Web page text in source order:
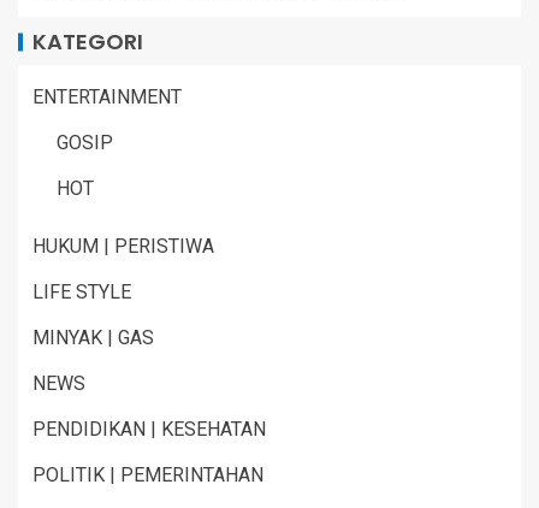
KATEGORI
ENTERTAINMENT
GOSIP
HOT
HUKUM | PERISTIWA
LIFE STYLE
MINYAK | GAS
NEWS
PENDIDIKAN | KESEHATAN
POLITIK | PEMERINTAHAN